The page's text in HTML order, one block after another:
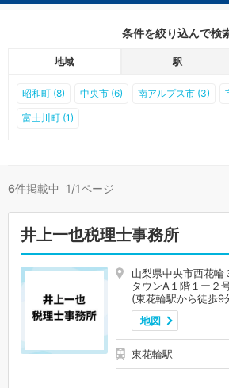
条件を絞り込んで検
地域 駅
昭和町 (8) 中央市 (6) 南アルプス市 (3)
富士川町 (1)
6件掲載中 1/1ページ
井上一也税理士事務所
山梨県中央市西花輪
タウンA１階１ー２
(東花輪駅から徒歩9
地図
東花輪駅